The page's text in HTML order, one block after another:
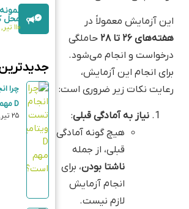
این آزمایش معمولاً در
هفته‌های ۲۶ تا ۲۸
حاملگی
درخواست و انجام می‌شود.
برای انجام این آزمایش،
رعایت نکات زیر ضروری است:
نیاز به آمادگی قبلی:
هیچ گونه آمادگی
قبلی، از جمله
ناشتا بودن، برای
انجام آزمایش
لازم نیست.
محل
«۱۱ تیر, ۱۴۰۴»
چرا
D مهم است؟
۲۵ تیر, ۱۴۰۵